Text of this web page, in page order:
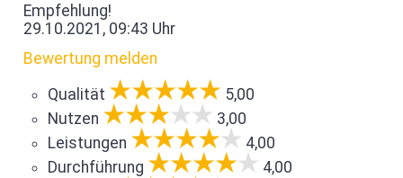
Empfehlung!
29.10.2021, 09:43 Uhr
Bewertung melden
Qualität
5,00
Nutzen
3,00
Leistungen
4,00
Durchführung
4,00